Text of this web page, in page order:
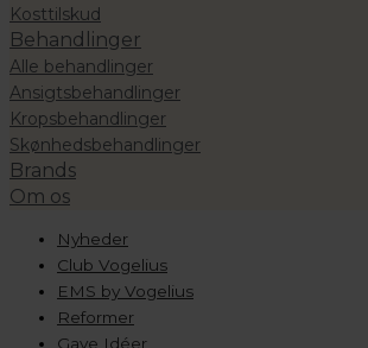
Kosttilskud
Behandlinger
Alle behandlinger
Ansigtsbehandlinger
Kropsbehandlinger
Skønhedsbehandlinger
Brands
Om os
Nyheder
Club Vogelius
EMS by Vogelius
Reformer
Gave Idéer